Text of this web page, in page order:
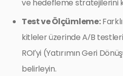
ve hedefleme stratejilerini
Test ve Ölçümleme:
kitleler üzerinde A/B
ROI’yi (Yatırımın Geri
belirleyin.